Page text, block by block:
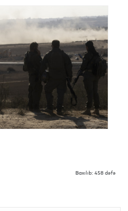
Baxılıb: 458 dəfə